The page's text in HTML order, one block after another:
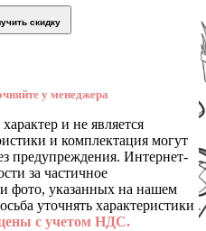
скидку
у менеджера
и не является
и комплектация могут
предупреждения. Интернет-
за частичное
и фото, указанных на нашем
уточнять характеристики
с учетом НДС.